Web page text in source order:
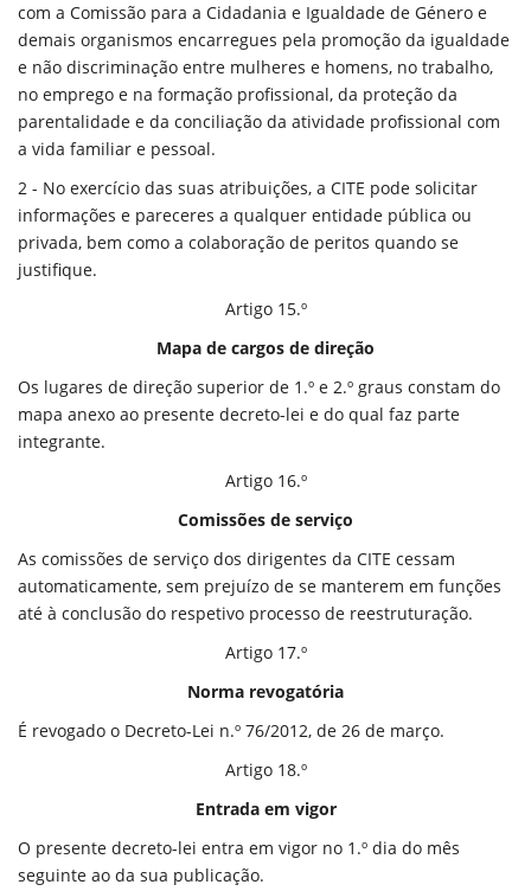
com a Comissão para a Cidadania e Igualdade de Género e
demais organismos encarregues pela promoção da igualdade
e não discriminação entre mulheres e homens, no trabalho,
no emprego e na formação profissional, da proteção da
parentalidade e da conciliação da atividade profissional com
a vida familiar e pessoal.
2 - No exercício das suas atribuições, a CITE pode solicitar
informações e pareceres a qualquer entidade pública ou
privada, bem como a colaboração de peritos quando se
justifique.
Artigo 15.º
Mapa de cargos de direção
Os lugares de direção superior de 1.º e 2.º graus constam do
mapa anexo ao presente decreto-lei e do qual faz parte
integrante.
Artigo 16.º
Comissões de serviço
As comissões de serviço dos dirigentes da CITE cessam
automaticamente, sem prejuízo de se manterem em funções
até à conclusão do respetivo processo de reestruturação.
Artigo 17.º
Norma revogatória
É revogado o Decreto-Lei n.º 76/2012, de 26 de março.
Artigo 18.º
Entrada em vigor
O presente decreto-lei entra em vigor no 1.º dia do mês
seguinte ao da sua publicação.